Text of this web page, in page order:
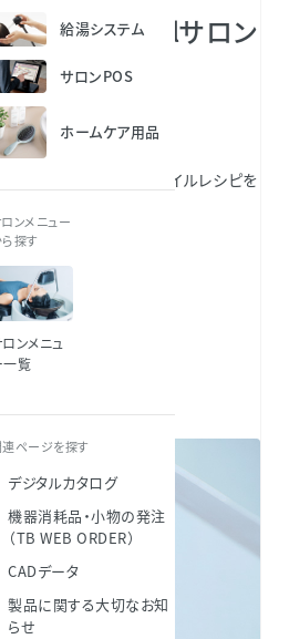
給湯システム
サロンPOS
ホームケア用品
ンメニュー
探す
ンメニュ
一覧
連ページを探す
デジタルカタログ
機器消耗品・小物の発注
（TB WEB ORDER）
CADデータ
製品に関する大切なお知
らせ
が作る edolサロン
案するedolサロンスタイルレシピを
CUTE by